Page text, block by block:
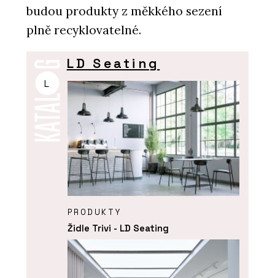
budou produkty z měkkého sezení
plně recyklovatelné.
L
LD Seating
PRODUKTY
Židle Trivi - LD Seating